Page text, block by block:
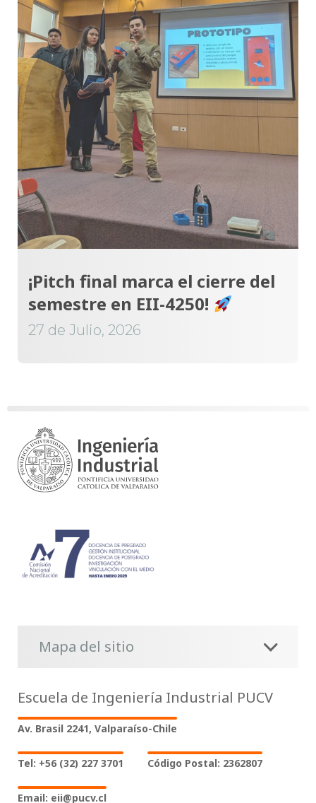
¡Pitch final marca el cierre del
semestre en EII-4250!
27 de Julio, 2026
Mapa del sitio
Escuela de Ingeniería Industrial PUCV
Av. Brasil 2241, Valparaíso-Chile
Tel: +56 (32) 227 3701 Código Postal: 2362807
Email: eii@pucv.cl